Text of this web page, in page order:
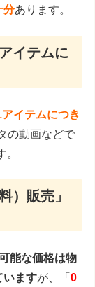
分あります。
イテムに
アイテムにつき
の動画などで
。
）販売」
能な価格は物
いますが、「0